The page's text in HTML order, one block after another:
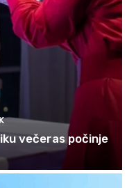
večeras počinje